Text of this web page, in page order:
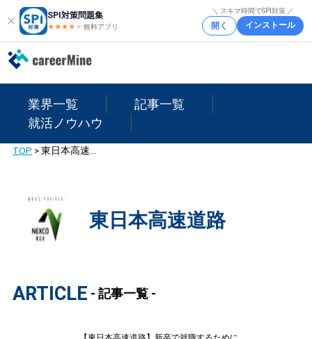
SPI対策問題集
★★★★ ★★
無料アプリ
＼ スキマ時間でSPI対策 ／
開く インストール
業界一覧
記事一覧
就活ノウハウ
TOP >
東日本高速道路
ARTICLE - 記事一覧 -